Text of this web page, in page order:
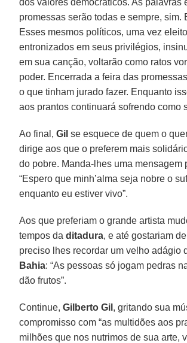
promessas serão todas e sempre, sim.
Esses mesmos políticos, uma vez
entronizados em seus privilégios,
em sua canção, voltarão como ratos
poder. Encerrada a feira das
o que tinham jurado fazer. Enquanto
aos prantos continuará sofrendo como
Ao final,Gil se esquece de quem o
dirige aos que o preferem mais
do pobre. Manda-lhes uma mensagem
“Espero que minh’alma seja nobre o
enquanto eu estiver vivo”.
Aos que preferiam o grande artista
tempos daditadura, e até gostariam
preciso lhes recordar um velho adágio
Bahia: “As pessoas só jogam pedras
dão frutos”.
Continue,Gilberto Gil , gritando sua
compromisso com “as multidões aos
milhões que nos nutrimos de sua arte,